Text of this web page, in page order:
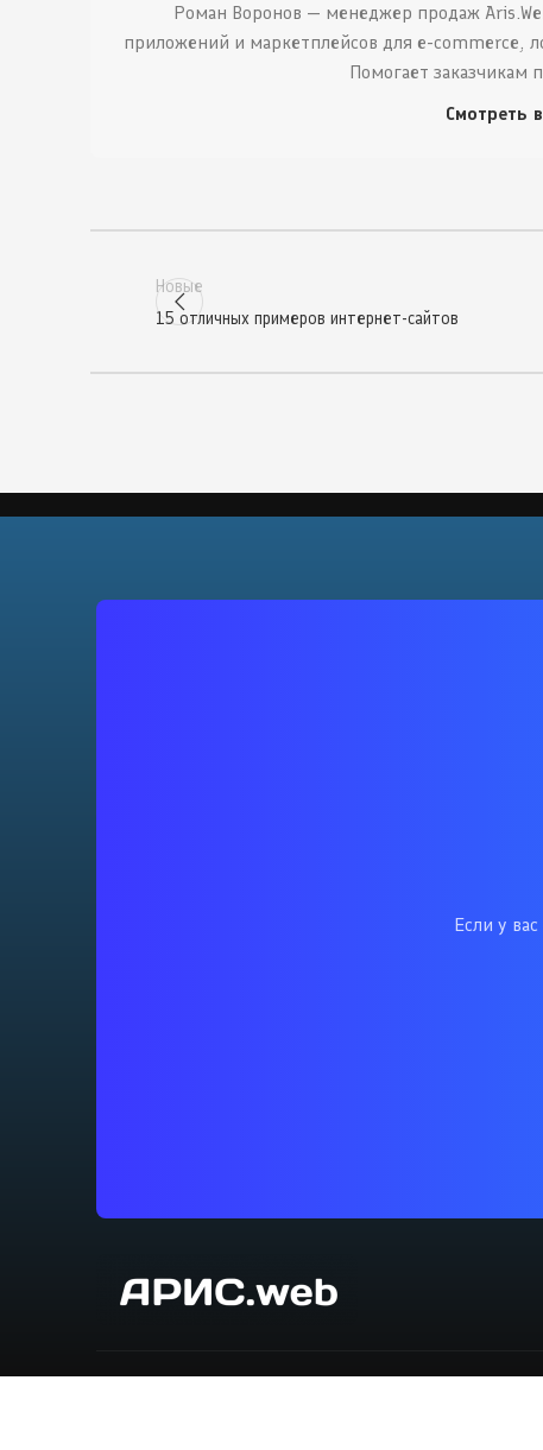
Роман Воронов — менеджер продаж
приложений и маркетплейсов для e-commerce,
Помогает заказчикам
Смотреть
Новые
15 отличных примеров интернет-сайтов
Если у